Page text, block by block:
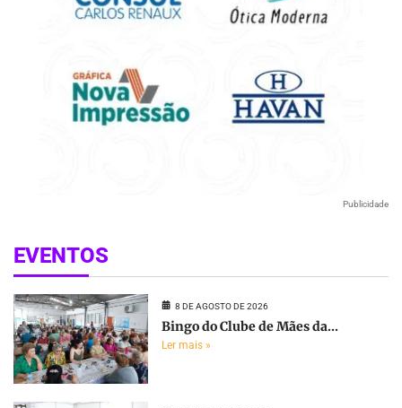
Publicidade
EVENTOS
8 DE AGOSTO DE 2026
Bingo do Clube de Mães da...
Ler mais »